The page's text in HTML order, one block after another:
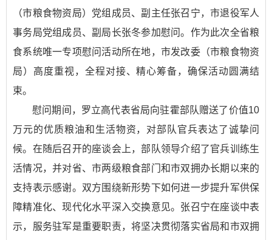
（市粮食物资局）党组成员、副主任张召宁，市退役军人
事务局党组成员、副局长张冬参加慰问。作为此次全省粮
食系统唯一专项慰问活动所在地，市发改委（市粮食物资
局）高度重视，全程对接、精心筹备，确保活动圆满结
束。
慰问期间，罗立高代表省局向驻霍部队赠送了价值10
万元的优质粮油和生活物资，对部队官兵表达了诚挚问
候。在随后召开的座谈会上，部队领导介绍了官兵训练生
活情况，并对省、市两级粮食部门和市双拥办长期以来的
支持表示感谢。双方围绕新形势下如何进一步提升军供保
障精准化、现代化水平深入交换意见。张召宁在座谈中表
示，服务驻军是重要职责，将坚决贯彻落实省局和市双拥